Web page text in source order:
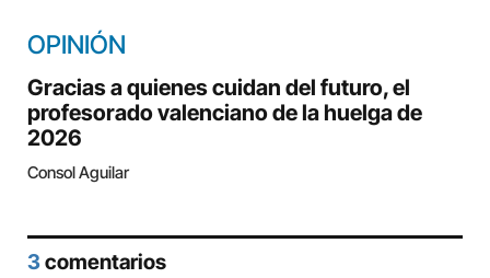
OPINIÓN
Gracias a quienes cuidan del futuro, el
profesorado valenciano de la huelga de
2026
Consol Aguilar
3comentarios